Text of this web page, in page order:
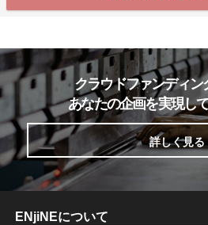
クラウドファンディン
あなたの企画を実現し
詳しく見る
ENjiNEについて